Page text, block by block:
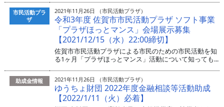
市民活動プラ
ザ
2021年11月26日 （市民活動プラザ）
令和3年度 佐賀市市民活動プラザ ソフト事業
「プラザほっとマンス」会場展示募集
【2021/12/15（水）22:00締切】
佐賀市市民活動プラザによる市民のための市民活動を知
る1ヶ月「プラザほっとマンス」活動について知っても...
助成金情報 2021年11月26日 （市民活動プラザ）
ゆうちょ財団 2022年度金融相談等活動助成
【2022/1/11（火）必着】